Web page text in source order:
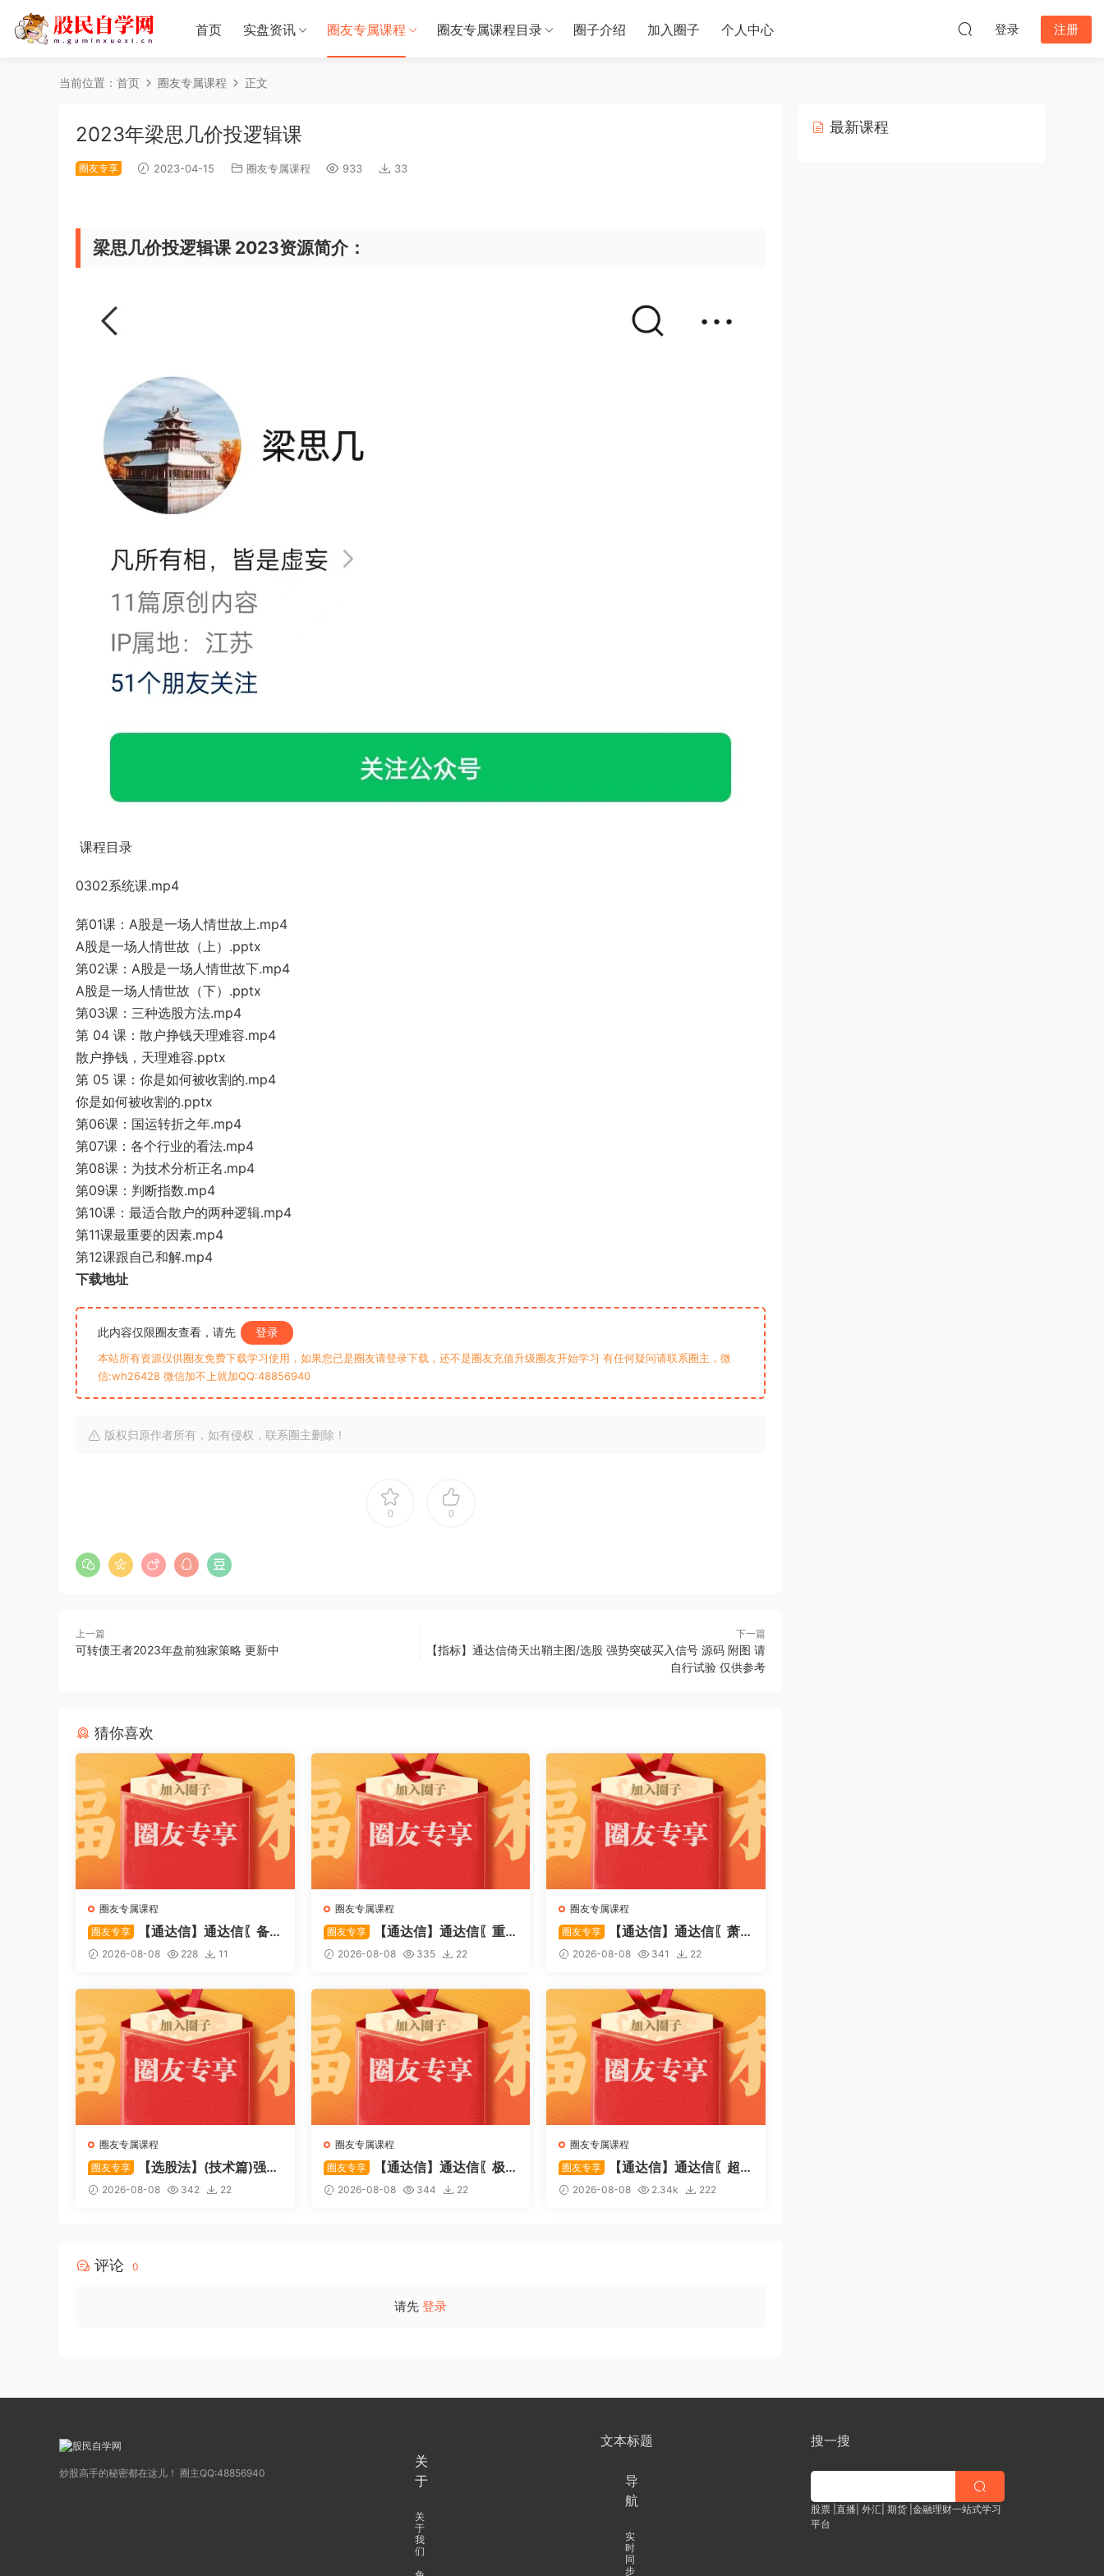
首页 实盘资讯 圈友专属课程 圈友专属课程目录 圈子介绍 加入圈子 个人中心 登录 注册
当前位置： 首页 圈友专属课程 正文
2023年梁思几价投逻辑课
圈友专享 2023-04-15 圈友专属课程 933 33
梁思几价投逻辑课 2023资源简介：
课程目录
0302系统课.mp4
第01课：A股是一场人情世故上.mp4
A股是一场人情世故（上）.pptx
第02课：A股是一场人情世故下.mp4
A股是一场人情世故（下）.pptx
第03课：三种选股方法.mp4
第 04 课：散户挣钱天理难容.mp4
散户挣钱，天理难容.pptx
第 05 课：你是如何被收割的.mp4
你是如何被收割的.pptx
第06课：国运转折之年.mp4
第07课：各个行业的看法.mp4
第08课：为技术分析正名.mp4
第09课：判断指数.mp4
第10课：最适合散户的两种逻辑.mp4
第11课最重要的因素.mp4
第12课跟自己和解.mp4
下载地址
此内容仅限圈友查看，请先 登录
本站所有资源仅供圈友免费下载学习使用，如果您已是圈友请登录下载，还不是圈友充值升级圈友开始学习 有任何疑问请联系圈主，微
信:wh26428 微信加不上就加QQ:48856940
版权归原作者所有，如有侵权，联系圈主删除！
0 0
上一篇
可转债王者2023年盘前独家策略 更新中
下一篇
【指标】通达信倚天出鞘主图/选股 强势突破买入信号 源码 附图 请
自行试验 仅供参考
猜你喜欢
圈友专属课程
圈友专享
【通达信】通达信〖备
战龙妖〗副图/选股 精准捕捉龙头
启动进场信号 源码
2026-08-08 228 11
圈友专属课程
圈友专享
【通达信】通达信〖重
心突破〗主副图/选股 捕捉股价在
特定形态下的反转与启动信号 源
2026-08-08 335 22
圈友专属课程
圈友专享
【通达信】通达信〖萧
啸双通道〗主图指标 研判股价运
行通道、捕捉短线买卖时机 源码
2026-08-08 341 22
圈友专属课程
圈友专享
【选股法】(技术篇)强势
个股选股法操作理念、策略与工
具（上下）视频课程 共2个视频
2026-08-08 342 22
圈友专属课程
圈友专享
【通达信】通达信〖极
致主力〗主副图/选股 放量不算突
破，站上压力才算！源码
2026-08-08 344 22
圈友专属课程
圈友专享
【通达信】通达信〖超
强MACD〗副图指标 斐波那契
+三重共振，捕捉买卖点，绝对很
2026-08-08 2.34k 222
评论 0
请先 登录
最新课程
炒股高手的秘密都在这儿！ 圈主QQ:48856940
关
于
关
于
我
们
文本标题
导
航
实
时
同
步
搜一搜
股票 |直播| 外汇| 期货 |金融理财一站式学习
平台